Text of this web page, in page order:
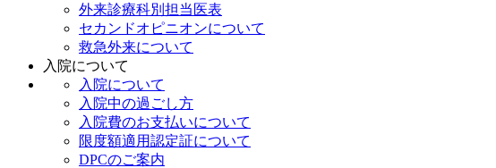
外来診療科別担当医表
セカンドオピニオンについて
救急外来について
入院について
入院について
入院中の過ごし方
入院費のお支払いについて
限度額適用認定証について
DPCのご案内